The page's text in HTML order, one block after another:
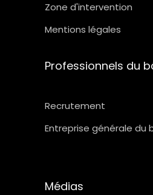
Zone d'intervention
Mentions légales
Professionnels du
Recrutement
Entreprise générale du
Médias